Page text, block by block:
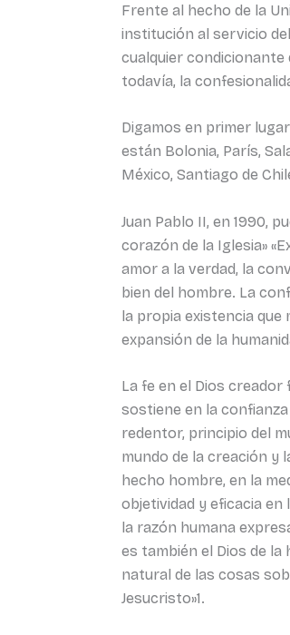
Frente al hecho de la
institución al servicio
cualquier
todavía, la
Digamos en primer
están Bolonia, París,
México, Santiago de
Juan Pablo II, en 1990,
corazón de la Iglesia»
amor a la verdad, la
bien del hombre. La
la propia existencia que
expansión de la
La fe en el Dios creador
sostiene en la
redentor, principio del
mundo de la creación y
hecho hombre, en la
objetividad y eficacia en
la razón humana
es también el Dios de
natural de las cosas
Jesucristo»1.